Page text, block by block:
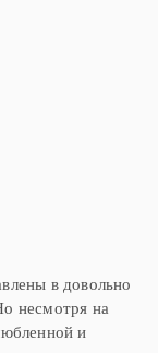
в довольно
несмотря на
и